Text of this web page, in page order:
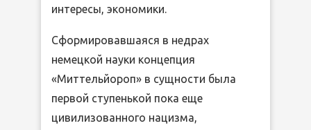
интересы, экономики.
Сформировавшаяся в недрах
немецкой науки концепция
«Миттельйороп» в сущности была
первой ступенькой пока еще
цивилизованного нацизма,